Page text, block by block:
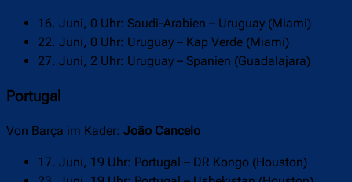
16. Juni, 0 Uhr: Saudi-Arabien – Uruguay (Miami)
22. Juni, 0 Uhr: Uruguay – Kap Verde (Miami)
27. Juni, 2 Uhr: Uruguay – Spanien (Guadalajara)
Portugal
Von Barça im Kader: João Cancelo
17. Juni, 19 Uhr: Portugal – DR Kongo (Houston)